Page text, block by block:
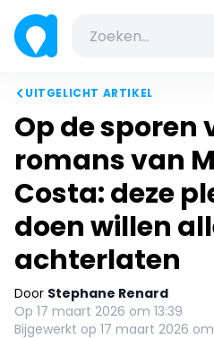
UITGELICHT ARTIKEL
Op de sporen
romans van
Costa: deze
doen willen
achterlaten
Door Stephane Renard
Op 17 maart 2026 om 13:39
Bijgewerkt op 17 maart 2026 om